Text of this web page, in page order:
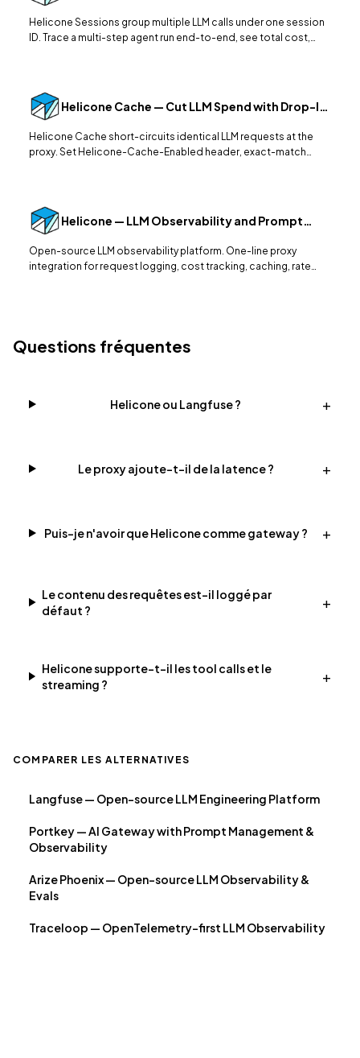
Helicone Sessions group multiple LLM calls under one session
ID. Trace a multi-step agent run end-to-end, see total cost,
Helicone Cache — Cut LLM Spend with Drop-In
Helicone Cache short-circuits identical LLM requests at the
proxy. Set Helicone-Cache-Enabled header, exact-match
Helicone — LLM Observability and Prompt
Open-source LLM observability platform. One-line proxy
integration for request logging, cost tracking, caching, rate
Questions fréquentes
Helicone ou Langfuse ? +
Le proxy ajoute-t-il de la latence ? +
Puis-je n'avoir que Helicone comme gateway ? +
Le contenu des requêtes est-il loggé par
défaut ?
+
Helicone supporte-t-il les tool calls et le
streaming ?
+
COMPARER LES ALTERNATIVES
Langfuse — Open-source LLM Engineering Platform
Portkey — AI Gateway with Prompt Management &
Observability
Arize Phoenix — Open-source LLM Observability &
Evals
Traceloop — OpenTelemetry-first LLM Observability